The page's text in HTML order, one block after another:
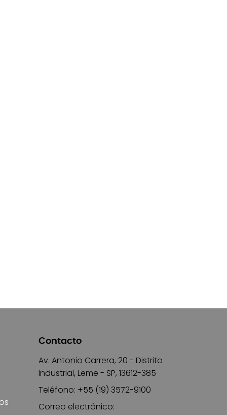
Contacto
Av. Antonio Carrera, 20 - Distrito
Industrial, Leme - SP, 13612-385
Teléfono: +55 (19) 3572-9100
Correo electrónico: